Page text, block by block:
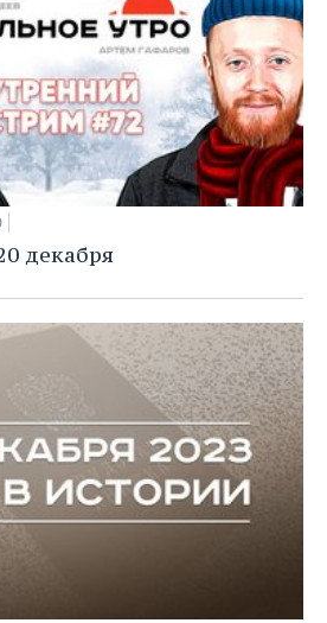
декабря